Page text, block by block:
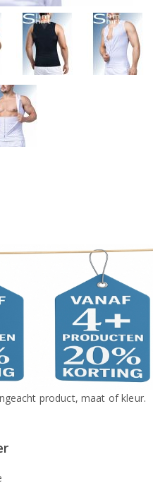
product, maat of kleur.